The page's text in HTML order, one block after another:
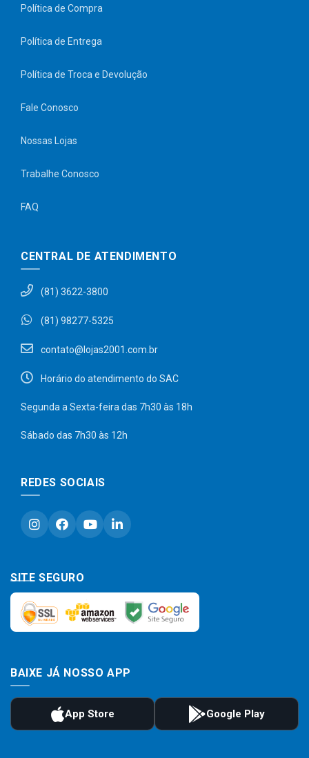
Política de Compra
Política de Entrega
Política de Troca e Devolução
Fale Conosco
Nossas Lojas
Trabalhe Conosco
FAQ
CENTRAL DE ATENDIMENTO
(81) 3622-3800
(81) 98277-5325
contato@lojas2001.com.br
Horário do atendimento do SAC
Segunda a Sexta-feira das 7h30 às 18h
Sábado das 7h30 às 12h
REDES SOCIAIS
SITE SEGURO
BAIXE JÁ NOSSO APP